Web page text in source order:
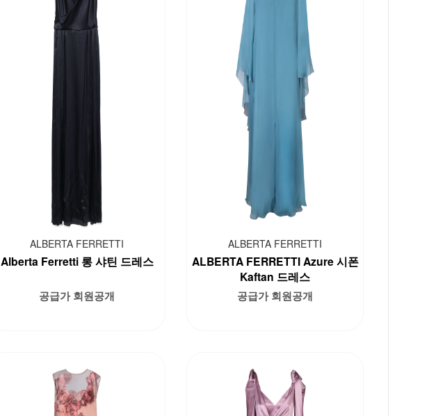
ALBERTA FERRETTI
Alberta Ferretti 롱 샤틴 드레스
공급가 회원공개
ALBERTA FERRETTI
ALBERTA FERRETTI Azure 시폰
Kaftan 드레스
공급가 회원공개